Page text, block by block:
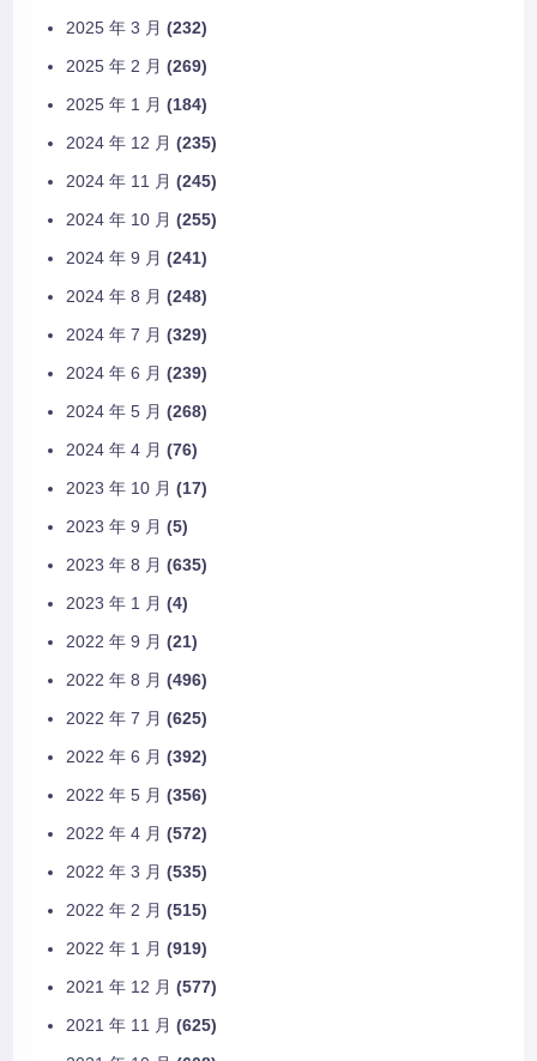
2025 年 3 月 (232)
2025 年 2 月 (269)
2025 年 1 月 (184)
2024 年 12 月 (235)
2024 年 11 月 (245)
2024 年 10 月 (255)
2024 年 9 月 (241)
2024 年 8 月 (248)
2024 年 7 月 (329)
2024 年 6 月 (239)
2024 年 5 月 (268)
2024 年 4 月 (76)
2023 年 10 月 (17)
2023 年 9 月 (5)
2023 年 8 月 (635)
2023 年 1 月 (4)
2022 年 9 月 (21)
2022 年 8 月 (496)
2022 年 7 月 (625)
2022 年 6 月 (392)
2022 年 5 月 (356)
2022 年 4 月 (572)
2022 年 3 月 (535)
2022 年 2 月 (515)
2022 年 1 月 (919)
2021 年 12 月 (577)
2021 年 11 月 (625)